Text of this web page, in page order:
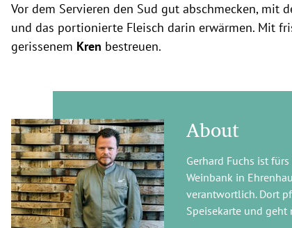
Vor dem Servieren den Sud gut abschmecken, mit
und das portionierte Fleisch darin erwärmen. Mit
gerissenem Kren bestreuen.
About
Gerhard Fuchs ist
Weinbank in
verantwortlich. Dort
Speisekarte und geht